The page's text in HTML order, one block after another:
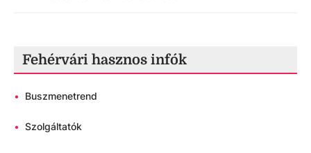
Fehérvári hasznos infók
• Buszmenetrend
• Szolgáltatók